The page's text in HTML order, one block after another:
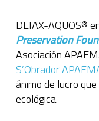
DEIAX-AQUOS®
Preservation
Asociación
S’Obrador
ánimo de lucro
ecológica.